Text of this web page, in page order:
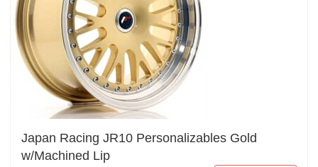
Japan Racing JR10 Personalizables Gold
w/Machined Lip